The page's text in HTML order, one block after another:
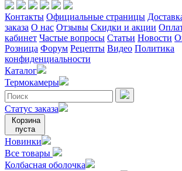
Контакты Официальные страницы
заказа О нас Отзывы Скидки и акции
кабинет Частые вопросы Статьи Новости
Розница Форум Рецепты Видео Политика
конфиденциальности
Каталог
Термокамеры
Статус заказа
Корзина
пуста
Новинки
Все товары
Колбасная оболочка